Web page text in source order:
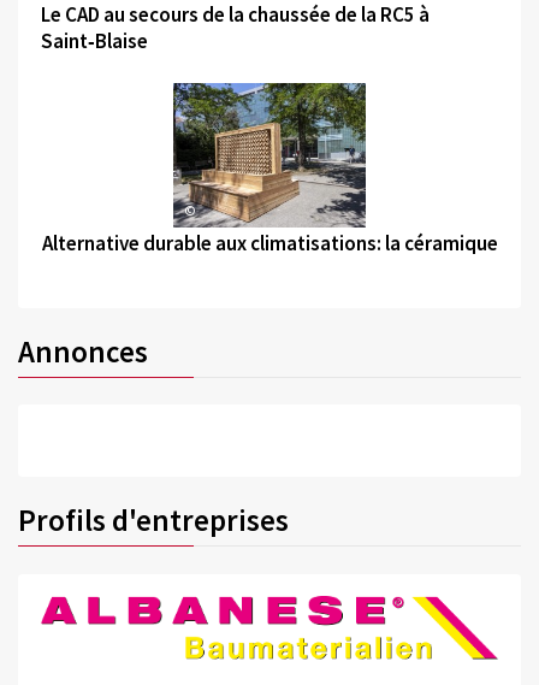
Le CAD au secours de la chaussée de la RC5 à
Saint‑Blaise
©
Alternative durable aux climatisations: la céramique
Annonces
Profils d'entreprises